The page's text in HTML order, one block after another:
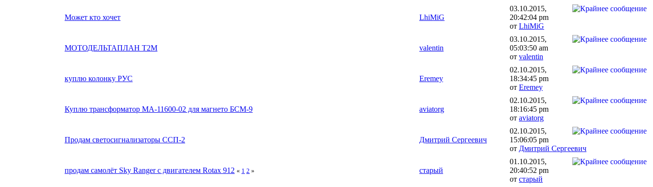
Может кто хочет LhiMiG
03.10.2015,
20:42:04 pm
от LhiMiG
МОТОДЕЛЬТАПЛАН Т2М valentin
03.10.2015,
05:03:50 am
от valentin
куплю колонку РУС Eremey
02.10.2015,
18:34:45 pm
от Eremey
Куплю трансформатор МА-11600-02 для магнето БСМ-9 aviatorg
02.10.2015,
18:16:45 pm
от aviatorg
Продам светосигнализаторы ССП-2 Дмитрий Сергеевич
02.10.2015,
15:06:05 pm
от Дмитрий Сергеевич
продам самолёт Sky Ranger с двигателем Rotax 912 « 1 2 » старый
01.10.2015,
20:40:52 pm
от старый